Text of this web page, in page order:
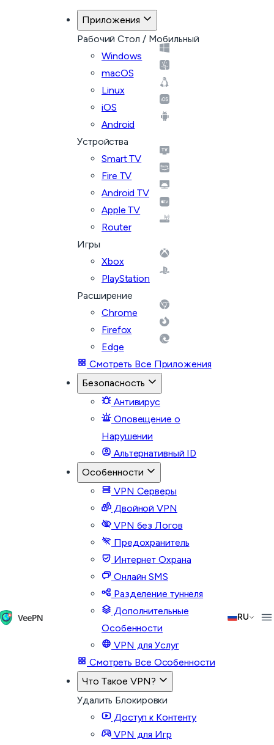
Приложения
Рабочий Стол / Мобильный
Windows
macOS
Linux
iOS
Android
Устройства
Smart TV
Fire TV
Android TV
Apple TV
Router
Игры
Xbox
PlayStation
Расширение
Chrome
Firefox
Edge
Смотреть Все Приложения
Безопасность
Антивирус
Оповещение о
Нарушении
Альтернативный ID
Особенности
VPN Серверы
Двойной VPN
VPN без Логов
Предохранитель
Интернет Охрана
Онлайн SMS
Разделение туннеля
Дополнительные
Особенности
VPN для Услуг
Смотреть Все Особенности
Что Такое VPN?
Удалить Блокировки
Доступ к Контенту
VPN для Игр
RU